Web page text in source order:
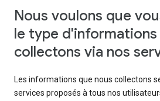
Nous voulons que
le type d'informations
collectons via nos
Les informations que nous collectons
services proposés à tous nos